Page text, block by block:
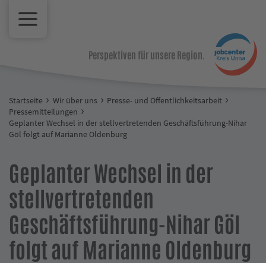
Perspektiven für unsere Region.
Startseite Wir über uns
Presse- und Öffentlichkeitsarbeit
Pressemitteilungen
Geplanter Wechsel in der stellvertretenden Geschäftsführung-Nihar
Göl folgt auf Marianne Oldenburg
Geplanter Wechsel in der
stellvertretenden
Geschäftsführung-Nihar Göl
folgt auf Marianne Oldenburg